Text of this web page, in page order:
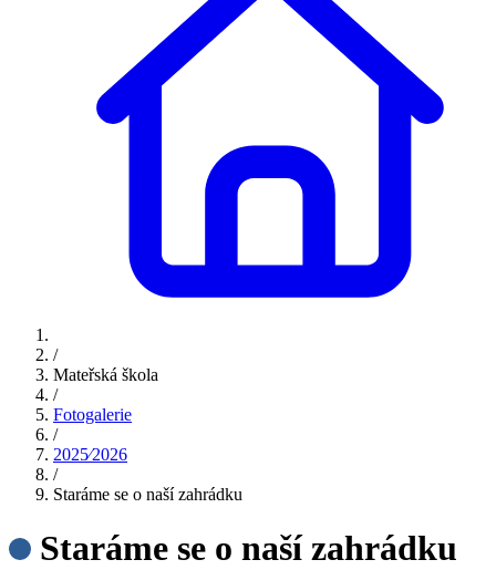
/
Mateřská škola
/
Fotogalerie
/
2025⁄2026
/
Staráme se o naší zahrádku
Staráme se o naší zahrádku